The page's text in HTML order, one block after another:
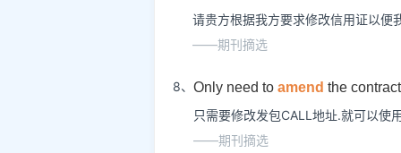
请贵方根据我方要求修改信用证以便
——期刊摘选
8、 Only need to amend the
只需要修改发包CALL地址.就可以使
——期刊摘选